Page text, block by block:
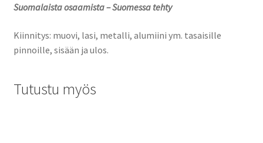
Suomalaista osaamista – Suomessa tehty
Kiinnitys: muovi, lasi, metalli, alumiini ym. tasaisille
pinnoille, sisään ja ulos.
Tutustu myös